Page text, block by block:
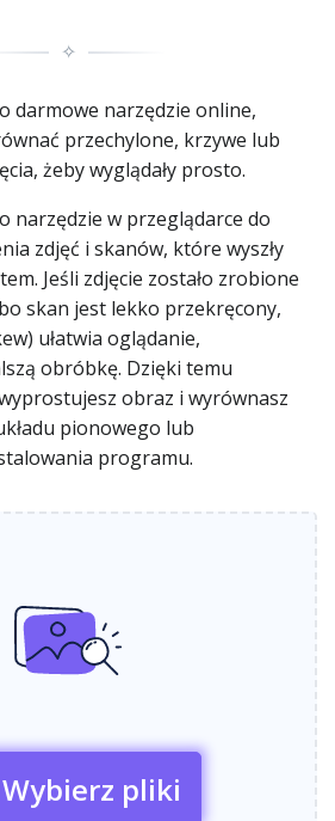
✧
darmowe narzędzie online,
przechylone, krzywe lub
żeby wyglądały prosto.
narzędzie w przeglądarce do
zdjęć i skanów, które wyszły
Jeśli zdjęcie zostało zrobione
skan jest lekko przekręcony,
ułatwia oglądanie,
obróbkę. Dzięki temu
obraz i wyrównasz
pionowego lub
programu.
Wybierz pliki